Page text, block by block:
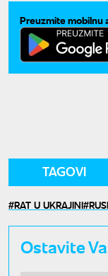
Preuzmite mobilnu
TAGOVI
RAT U UKRAJINI
Ostavite